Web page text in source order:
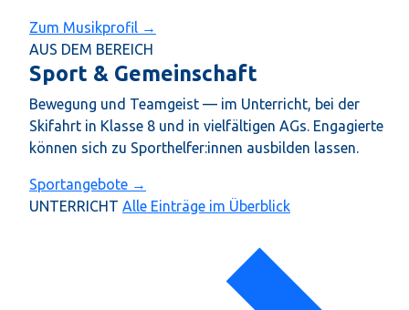
Zum Musikprofil →
AUS DEM BEREICH
Sport & Gemeinschaft
Bewegung und Teamgeist — im Unterricht, bei der
Skifahrt in Klasse 8 und in vielfältigen AGs. Engagierte
können sich zu Sporthelfer:innen ausbilden lassen.
Sportangebote →
UNTERRICHT Alle Einträge im Überblick